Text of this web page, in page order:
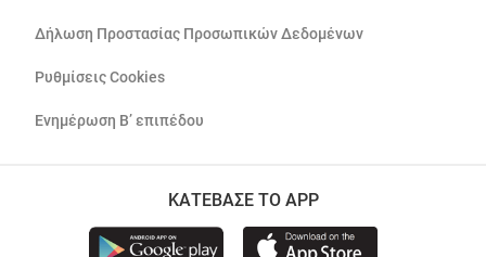
Δήλωση Προστασίας Προσωπικών Δεδομένων
Ρυθμίσεις Cookies
Ενημέρωση Β’ επιπέδου
ΚΑΤΕΒΑΣΕ ΤΟ APP